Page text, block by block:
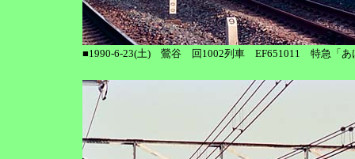
■1990-6-23(土) 鶯谷 回1002列車 EF651011 特急「あ